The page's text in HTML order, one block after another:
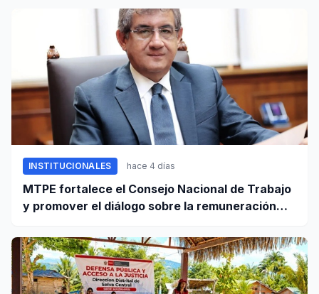
INSTITUCIONALES hace 4 días
MTPE fortalece el Consejo Nacional de Trabajo
y promover el diálogo sobre la remuneración